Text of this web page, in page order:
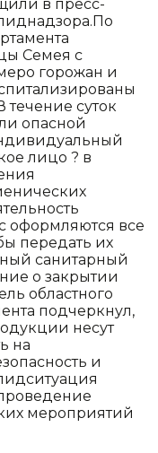
в пресс-
Семея с
горожан и
суток
опасной
лицо ? в
оформляются все
передать их
санитарный
о закрытии
областного
подчеркнул,
несут
на
и
мероприятий